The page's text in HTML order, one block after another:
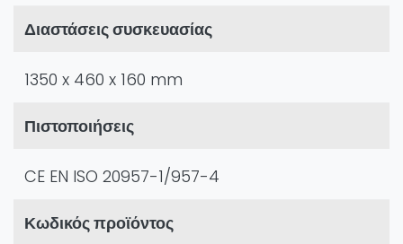
Διαστάσεις συσκευασίας
1350 x 460 x 160 mm
Πιστοποιήσεις
CE EN ISO 20957-1/957-4
Κωδικός προϊόντος